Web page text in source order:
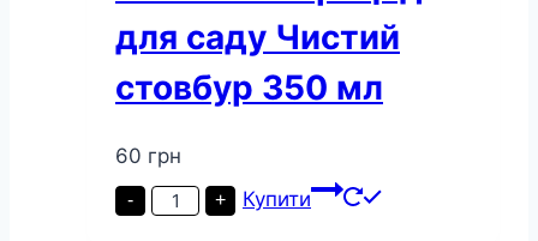
для саду Чистий
стовбур 350 мл
60 грн
-
Інсекто-
акарицид
+ Купити